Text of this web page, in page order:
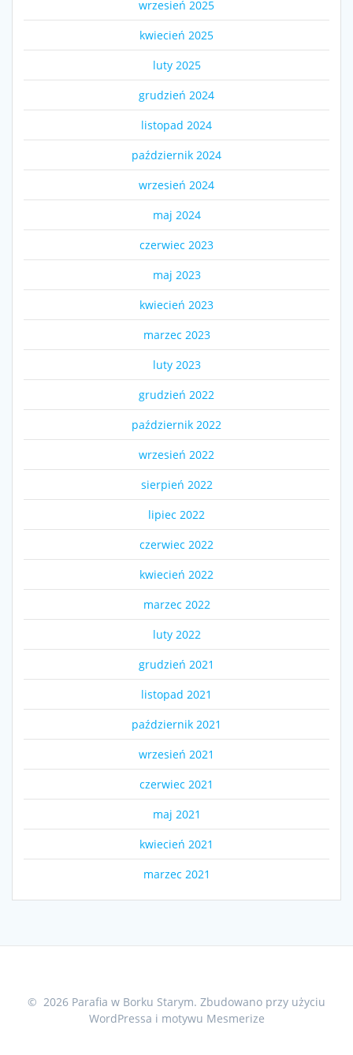
wrzesień 2025
kwiecień 2025
luty 2025
grudzień 2024
listopad 2024
październik 2024
wrzesień 2024
maj 2024
czerwiec 2023
maj 2023
kwiecień 2023
marzec 2023
luty 2023
grudzień 2022
październik 2022
wrzesień 2022
sierpień 2022
lipiec 2022
czerwiec 2022
kwiecień 2022
marzec 2022
luty 2022
grudzień 2021
listopad 2021
październik 2021
wrzesień 2021
czerwiec 2021
maj 2021
kwiecień 2021
marzec 2021
© 2026 Parafia w Borku Starym. Zbudowano przy użyciu
WordPressa i motywu Mesmerize